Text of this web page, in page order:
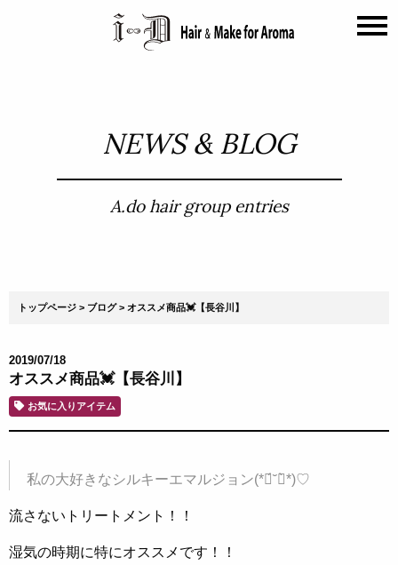
NEWS & BLOG
A.do hair group entries
トップページ ブログ オススメ商品💓【長谷川】
2019/07/18
オススメ商品💓【長谷川】
お気に入りアイテム
私の大好きなシルキーエマルジョン(*ฅ́˘ฅ̀*)♡
流さないトリートメント！！
湿気の時期に特にオススメです！！